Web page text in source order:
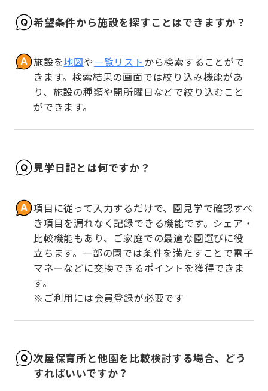
希望条件から施設を探すことはできますか？
施設を地図や一覧リストから検索することがで
きます。検索結果の画面では絞り込み機能があ
り、施設の種類や開所曜日などで絞り込むこと
ができます。
見学日記とは何ですか？
項目に従って入力するだけで、園見学で確認すべ
き項目を漏れなく記録できる機能です。シェア・
比較機能もあり、ご家庭での最適な園選びに役
立ちます。一部の園では条件を満たすことで電子
マネーなどに交換できるポイントを獲得できま
す。
※ご利用には会員登録が必要です
次屋保育所と他園を比較検討する場合、どう
すればいいですか？